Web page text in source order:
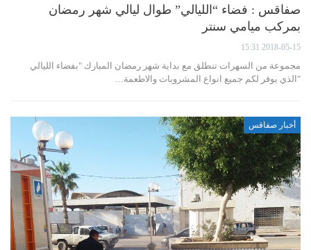
صفاقس : فضاء “الليالي” طوال ليالي شهر رمضان
بمركب ميامي سنتر
2018-05-15 15:31
مجموعة من السهرات تنطلق مع بداية شهر رمضان المبارك "بفضاء الليالي
"الذي يوفر لكم جميع انواع المشروبات والاطعمة…
أخبار صفاقس